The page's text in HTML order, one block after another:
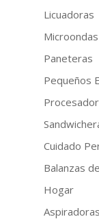
Licuadoras
Microondas
Paneteras
Pequeños
Cuidado
Balanzas
Hogar
Aspiradoras